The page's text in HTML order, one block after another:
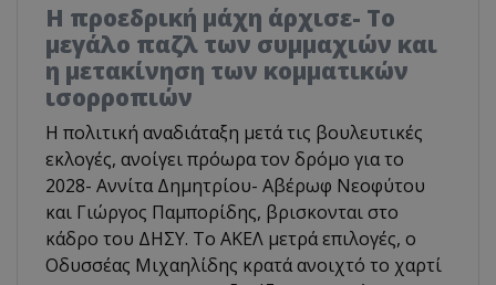
Η προεδρική μάχη άρχισε- Το
μεγάλο παζλ των συμμαχιών και
η μετακίνηση των κομματικών
ισορροπιών
Η πολιτική αναδιάταξη μετά τις βουλευτικές
εκλογές, ανοίγει πρόωρα τον δρόμο για το
2028- Αννίτα Δημητρίου- Αβέρωφ Νεοφύτου
και Γιώργος Παμπορίδης, βρισκονται στο
κάδρο του ΔΗΣΥ. Το ΑΚΕΛ μετρά επιλογές, ο
Οδυσσέας Μιχαηλίδης κρατά ανοιχτό το χαρτί